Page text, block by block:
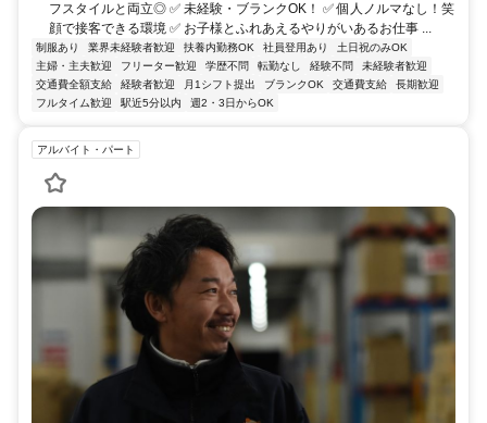
フスタイルと両立◎ ✅ 未経験・ブランクOK！ ✅ 個人ノルマなし！笑
顔で接客できる環境 ✅ お子様とふれあえるやりがいあるお仕事 ...
制服あり 業界未経験者歓迎 扶養内勤務OK 社員登用あり
土日祝のみOK
主婦・主夫歓迎
フリーター歓迎 学歴不問 転勤なし 経験不問
未経験者歓迎
交通費全額支給
経験者歓迎 月1シフト提出 ブランクOK 交通費支給
長期歓迎
フルタイム歓迎
駅近5分以内 週2・3日からOK
アルバイト・パート